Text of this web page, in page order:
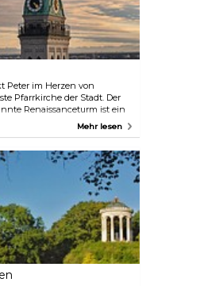
Peter im Herzen von
Pfarrkirche der Stadt. Der
Renaissanceturm ist ein
und bietet den Besuchern
Mehr lesen